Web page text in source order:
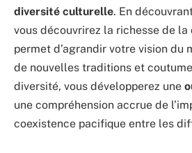
diversité culturelle. En
vous découvrirez la richesse de la
permet d’agrandir votre vision du
de nouvelles traditions et
diversité, vous développerez une
une compréhension accrue de
coexistence pacifique entre les